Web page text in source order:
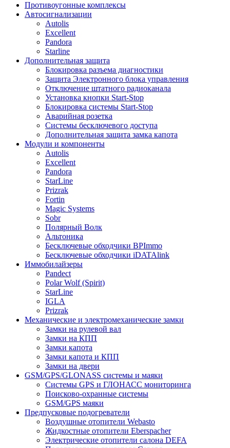
Противоугонные комплексы
Автосигнализации
Autolis
Excellent
Pandora
Starline
Дополнительная защита
Блокировка разъема диагностики
Защита Электронного блока управления
Отключение штатного радиоканала
Установка кнопки Start-Stop
Блокировка системы Start-Stop
Аварийная розетка
Системы бесключевого доступа
Дополнительная защита замка капота
Модули и компоненты
Autolis
Excellent
Pandora
StarLine
Prizrak
Fortin
Magic Systems
Sobr
Полярный Волк
Альтоника
Бесключевые обходчики BPImmo
Бесключевые обходчики iDATAlink
Иммобилайзеры
Pandect
Polar Wolf (Spirit)
StarLine
IGLA
Prizrak
Механические и электромеханические замки
Замки на рулевой вал
Замки на КПП
Замки капота
Замки капота и КПП
Замки на двери
GSM/GPS/GLONASS системы и маяки
Системы GPS и ГЛОНАСС мониторинга
Поисково-охранные системы
GSM/GPS маяки
Предпусковые подогреватели
Воздушные отопители Webasto
Жидкостные отопители Eberspacher
Электрические отопители салона DEFA